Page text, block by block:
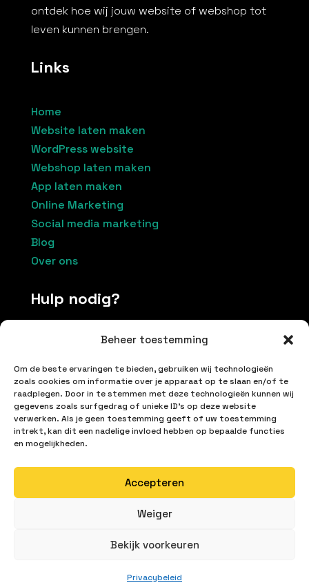
Beheer toestemming
Om de beste ervaringen te bieden, gebruiken wij technologieën
zoals cookies om informatie over je apparaat op te slaan en/of te
raadplegen. Door in te stemmen met deze technologieën kunnen wij
gegevens zoals surfgedrag of unieke ID's op deze website
verwerken. Als je geen toestemming geeft of uw toestemming
intrekt, kan dit een nadelige invloed hebben op bepaalde functies
en mogelijkheden.
Accepteren
Weiger
Bekijk voorkeuren
Privacybeleid
ontdek hoe wij jouw website of webshop tot
leven kunnen brengen.
Links
Home
Website laten maken
WordPress website
Webshop laten maken
App laten maken
Online Marketing
Social media marketing
Blog
Over ons
Hulp nodig?
Contacteer ons
+32 496174037
info@inetproductions.be
Algemene voorwaarden
Locaties
Bjørgebrekken 34, 5141 FYLLINGSDALEN,